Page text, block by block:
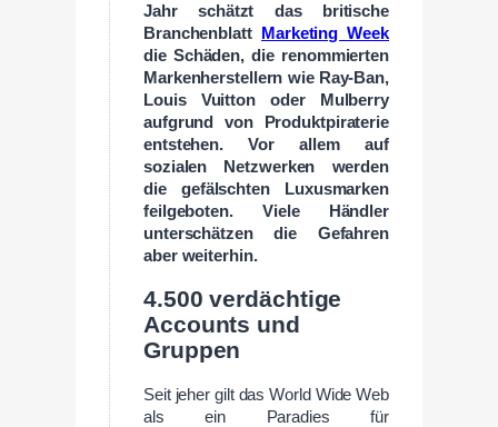
Jahr schätzt das britische
Branchenblatt
Marketing Week
die Schäden, die renommierten
Markenherstellern wie Ray-Ban,
Louis Vuitton oder Mulberry
aufgrund von Produktpiraterie
entstehen. Vor allem auf
sozialen Netzwerken werden
die gefälschten Luxusmarken
feilgeboten. Viele Händler
unterschätzen die Gefahren
aber weiterhin.
4.500 verdächtige
Accounts und
Gruppen
Seit jeher gilt das World Wide Web
als ein Paradies für